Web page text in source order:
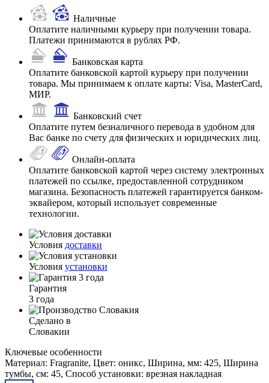
Наличные
Оплатите наличными курьеру при получении товара.
Платежи принимаются в рублях РФ.
Банковская карта
Оплатите банковской картой курьеру при получении
товара. Мы принимаем к оплате карты: Visa, MasterCard,
МИР.
Банковский счет
Оплатите путем безналичного перевода в удобном для
Вас банке по счету для физических и юридических лиц.
Онлайн-оплата
Оплатите банковской картой через систему электронных
платежей по ссылке, предоставленной сотрудником
магазина. Безопасность платежей гарантируется банком-
эквайером, который использует современные
технологии.
Условия доставки
Условия установки
Гарантия
3 года
Сделано в
Словакии
Ключевые особенности
Материал: Fragranite, Цвет: оникс, Ширина, мм: 425, Ширина
тумбы, см: 45, Способ установки: врезная накладная